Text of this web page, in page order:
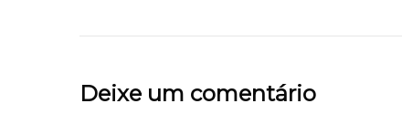
Deixe um comentário